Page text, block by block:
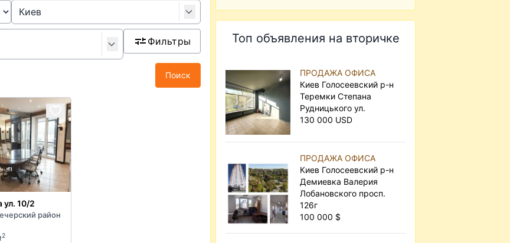
Фильтры
Поиск
ул. 10/2
район
2
Топ объявления на вторичке
ПРОДАЖА ОФИСА
Киев Голосеевский р-н
Теремки Степана
Рудницького ул.
130 000 USD
ПРОДАЖА ОФИСА
Киев Голосеевский р-н
Демиевка Валерия
Лобановского просп.
126г
100 000 $